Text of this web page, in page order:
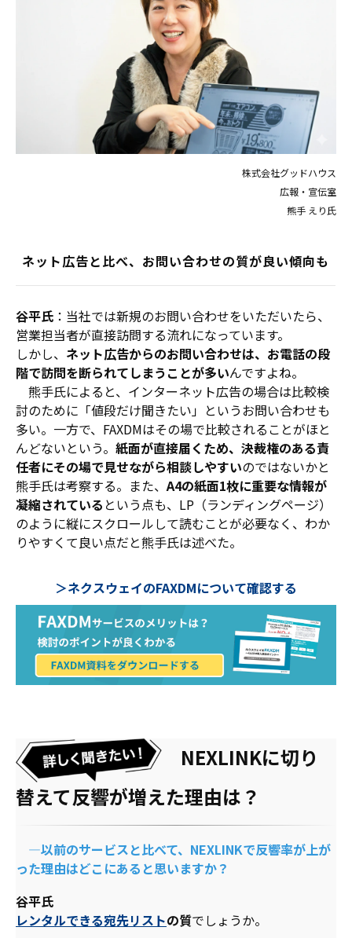
株式会社グッドハウス
広報・宣伝室
熊手 えり氏
ネット広告と比べ、お問い合わせの質が良い傾向も
谷平氏 ：当社では新規のお問い合わせをいただいたら、
営業担当者が直接訪問する流れになっています。
しかし、 ネット広告からのお問い合わせは、お電話の段
階で訪問を断られてしまうことが多いんですよね。
熊手氏によると、インターネット広告の場合は比較検
討のために「値段だけ聞きたい」というお問い合わせも
多い。一方で、FAXDMはその場で比較されることがほと
んどないという。 紙面が直接届くため、決裁権のある責
任者にその場で見せながら相談しやすいのではないかと
熊手氏は考察する。また、A4の紙面1枚に重要な情報が
凝縮されている という点も、LP（ランディングページ）
のように縦にスクロールして読むことが必要なく、わか
りやすくて良い点だと熊手氏は述べた。
＞ネクスウェイのFAXDMについて確認する
NEXLINKに切り
替えて反響が増えた理由は？
―以前のサービスと比べて、NEXLINKで反響率が上が
った理由はどこにあると思いますか？
谷平氏
レンタルできる宛先リストの質でしょうか。